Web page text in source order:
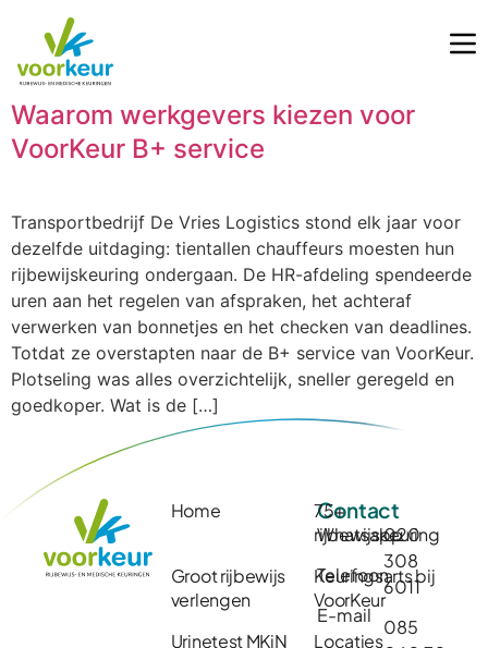
Waarom werkgevers kiezen voor
VoorKeur B+ service
Transportbedrijf De Vries Logistics stond elk jaar voor
dezelfde uitdaging: tientallen chauffeurs moesten hun
rijbewijskeuring ondergaan. De HR-afdeling spendeerde
uren aan het regelen van afspraken, het achteraf
verwerken van bonnetjes en het checken van deadlines.
Totdat ze overstapten naar de B+ service van VoorKeur.
Plotseling was alles overzichtelijk, sneller geregeld en
goedkoper. Wat is de […]
Home
75+
rijbewijskeuring
Groot rijbewijs
verlengen
Keuringsarts bij
VoorKeur
Urinetest MKiN
Locaties
Contact
Whatsapp
Telefoon
E-mail
020
308
6011
085